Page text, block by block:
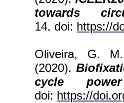
towards
14. doi: https://
Oliveira, G.
(2020).
cycle
doi: https://